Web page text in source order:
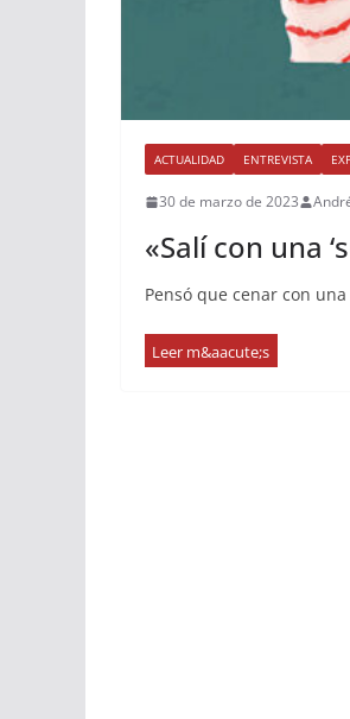
ACTUALIDAD ENTREVISTA
30 de marzo de 2023
«Salí con una
Pensó que cenar con